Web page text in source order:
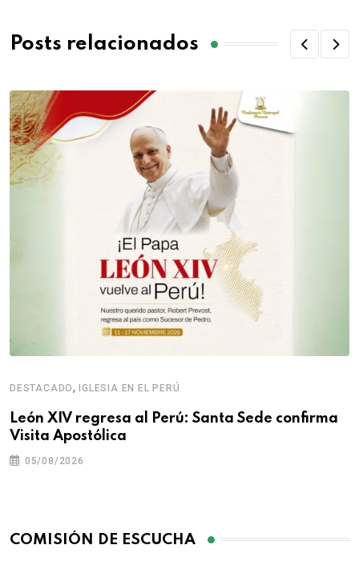
Posts relacionados
DESTACADO,IGLESIA EN EL PERÚ
León XIV regresa al Perú: Santa Sede confirma
Visita Apostólica
05/08/2026
COMISIÓN DE ESCUCHA